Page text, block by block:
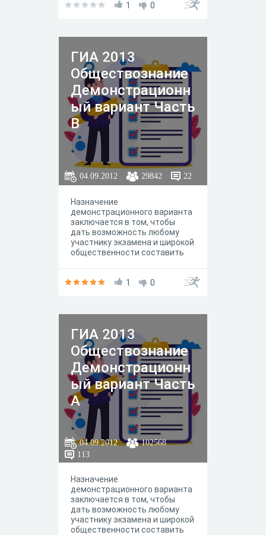
беспокоиться. С высокой
оценку вы сможете получить.
1 0
ГИА 2013
Обществознание
Демонстрационн
ый вариант Часть
B
04.09.2012 29842 22
Назначение
демонстрационного варианта
заключается в том, чтобы
дать возможность любому
участнику экзамена и широкой
общественности составить
заданий, их форме, уровне
1 0
ГИА 2013
Обществознание
Демонстрационн
ый вариант Часть
А
04.09.2012
102568
113
Назначение
демонстрационного варианта
заключается в том, чтобы
дать возможность любому
участнику экзамена и широкой
общественности составить